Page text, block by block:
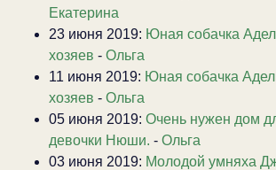
Екатерина
23 июня 2019: Юная собачка
хозяев - Ольга
11 июня 2019: Юная собачка
хозяев - Ольга
05 июня 2019: Очень нужен дом
девочки Нюши. - Ольга
03 июня 2019: Молодой умняха